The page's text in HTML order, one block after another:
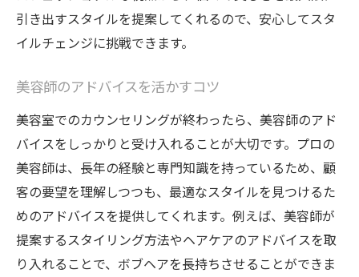
引き出すスタイルを提案してくれるので、安心してスタ
イルチェンジに挑戦できます。
美容師のアドバイスを活かすコツ
美容室でのカウンセリングが終わったら、美容師のアド
バイスをしっかりと受け入れることが大切です。プロの
美容師は、長年の経験と専門知識を持っているため、顧
客の要望を理解しつつも、最適なスタイルを見つけるた
めのアドバイスを提供してくれます。例えば、美容師が
提案するスタイリング方法やヘアケアのアドバイスを取
り入れることで、ボブヘアを長持ちさせることができま